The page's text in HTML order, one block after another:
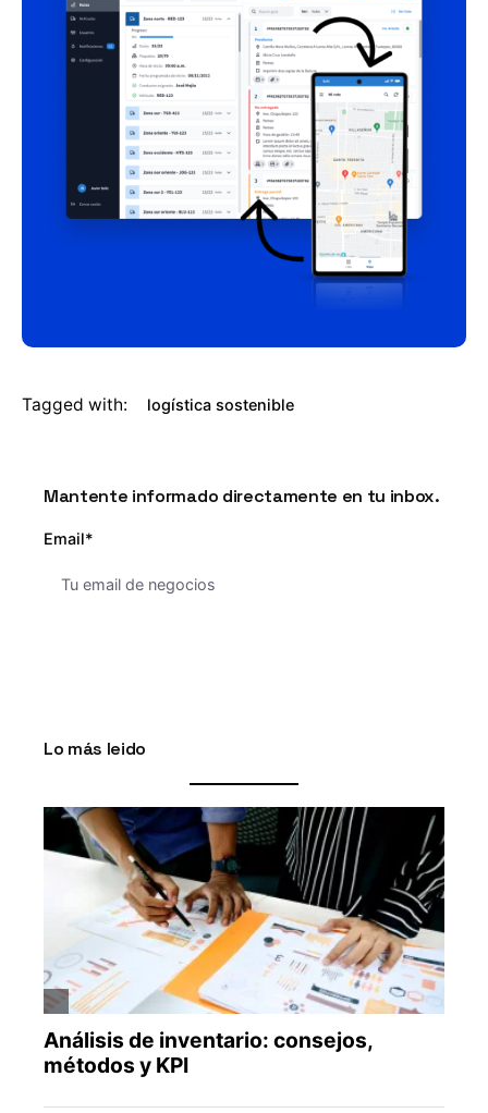
Tagged with: logística sostenible
Mantente informado directamente en tu inbox.
Email*
Lo más leido